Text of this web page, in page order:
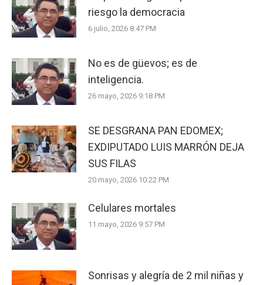
riesgo la democracia
6 julio, 2026 8:47 PM
No es de güevos; es de
inteligencia.
26 mayo, 2026 9:18 PM
SE DESGRANA PAN EDOMEX;
EXDIPUTADO LUIS MARRÓN DEJA
SUS FILAS
20 mayo, 2026 10:22 PM
Celulares mortales
11 mayo, 2026 9:57 PM
Sonrisas y alegría de 2 mil niñas y